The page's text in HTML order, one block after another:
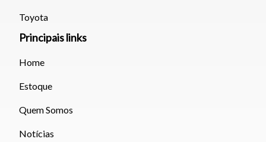
Toyota
Principais links
Home
Estoque
Quem Somos
Notícias